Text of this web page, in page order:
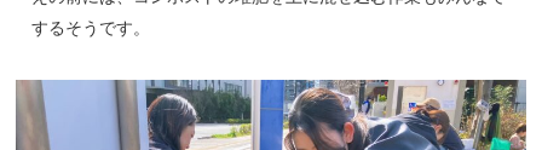
するそうです。